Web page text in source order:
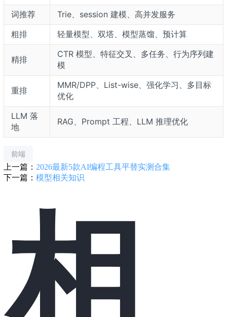
词推荐
Trie、session 建模、高并发服务
粗排
轻量模型、双塔、模型蒸馏、预计算
精排
CTR 模型、特征交叉、多任务、行为序列建
模
重排
MMR/DPP、List-wise、强化学习、多目标
优化
LLM 落
地
RAG、Prompt 工程、LLM 推理优化
前端
上一篇： 2026最新5款AI编程工具平替实测合集
下一篇： 模型相关知识
相